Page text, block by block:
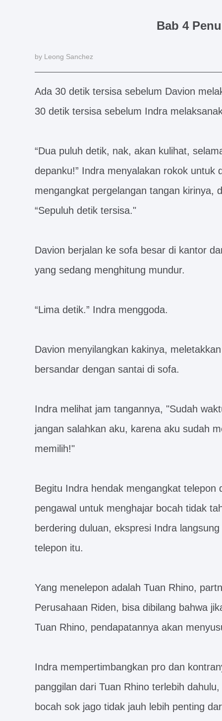
Bab 4
by Leong Sanchez
Ada 30 detik tersisa sebelum Davion
30 detik tersisa sebelum Indra
“Dua puluh detik, nak, akan kulihat,
depanku!” Indra menyalakan rokok untuk
mengangkat pergelangan tangan kirinya,
“Sepuluh detik tersisa."
Davion berjalan ke sofa besar di kantor
yang sedang menghitung mundur.
“Lima detik.” Indra menggoda.
Davion menyilangkan kakinya,
bersandar dengan santai di sofa.
Indra melihat jam tangannya, "Sudah
jangan salahkan aku, karena aku sudah
memilih!"
Begitu Indra hendak mengangkat telepon
pengawal untuk menghajar bocah tidak
berdering duluan, ekspresi Indra
telepon itu.
Yang menelepon adalah Tuan Rhino,
Perusahaan Riden, bisa dibilang bahwa
Tuan Rhino, pendapatannya akan
Indra mempertimbangkan pro dan
panggilan dari Tuan Rhino terlebih
bocah sok jago tidak jauh lebih penting